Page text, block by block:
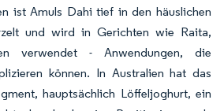
ist Amuls Dahi tief in den häuslichen
und wird in Gerichten wie Raita,
verwendet - Anwendungen, die
können. In Australien hat das
hauptsächlich Löffeljoghurt, ein